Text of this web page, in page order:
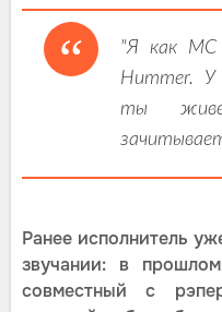
"Я как МС
Hummer.
ты
Ранее исполнитель
звучании: в
совместный с